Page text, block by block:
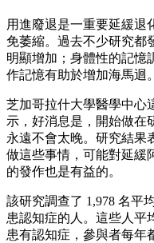
用進廢退是一重要延緩退
免萎縮。過去不少研究都
明顯增加；身體性的記憶
作記憶有助於增加海馬迴。
芝加哥拉什大學醫學中心
示，好消息是，開始做在
永遠不會太晚。研究結果
做這些事情，可能對延緩
的發作也是有益的。
該研究調查了 1,978 名平
患認知症的人。這些人平
患有認知症，參與者每年